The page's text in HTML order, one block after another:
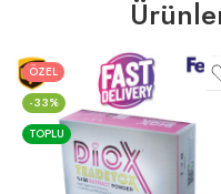
ÖZEL
-33%
TOPLU